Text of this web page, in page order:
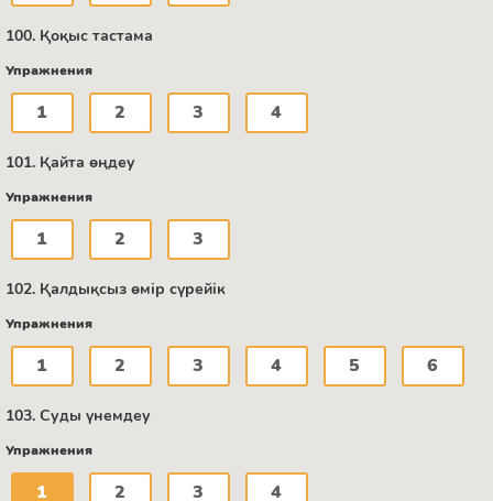
100. Қоқыс тастама
Упражнения
1 2 3 4
101. Қайта өңдеу
Упражнения
1 2 3
102. Қалдықсыз өмір сүрейік
Упражнения
1 2 3 4 5 6
103. Суды үнемдеу
Упражнения
1 2 3 4